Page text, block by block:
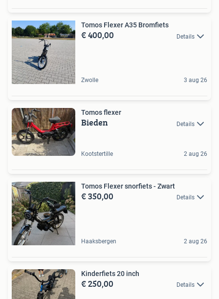
Tomos Flexer A35 Bromfiets
€ 400,00 Details
Zwolle 3 aug 26
Tomos flexer
Bieden Details
Kootstertille 2 aug 26
Tomos Flexer snorfiets - Zwart
€ 350,00 Details
Haaksbergen 2 aug 26
Kinderfiets 20 inch
€ 250,00 Details